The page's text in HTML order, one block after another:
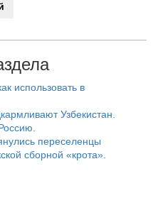
использовать в
Узбекистан.
переселенцы
сборной «крота».